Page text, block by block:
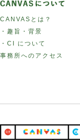
CANVASとは？
・趣旨・背景
・CI について
事務所へのアクセス